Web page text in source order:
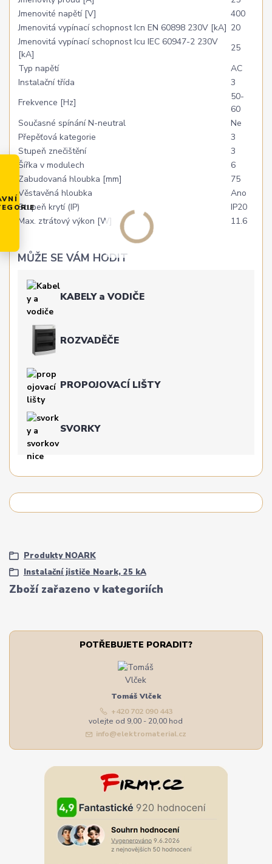
Jmenovité napětí [V]
400
Jmenovitá vypínací schopnost Icn EN 60898 230V [kA] 20
Jmenovitá vypínací schopnost Icu IEC 60947-2 230V
[kA]
25
Typ napětí
AC
Instalační třída
3
Frekvence [Hz]
50-
60
Současné spínání N-neutral
Ne
Přepěťová kategorie
3
Stupeň znečištění
3
Šířka v modulech
6
Zabudovaná hloubka [mm]
75
Věstavěná hloubka
Ano
Stupeň krytí (IP)
IP20
Max. ztrátový výkon [W]
11.6
MŮŽE SE VÁM HODIT
KABELY a VODIČE
ROZVADĚČE
PROPOJOVACÍ LIŠTY
SVORKY
Zboží zařazeno v kategoriích
Produkty NOARK
Instalační jističe Noark, 25 kA
POTŘEBUJETE PORADIT?
Tomáš Vlček
+420 702 090 443
volejte od 9,00 - 20,00 hod
info@elektromaterial.cz